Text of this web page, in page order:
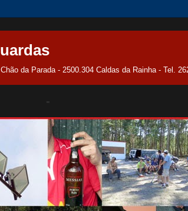
da Parada - 2500.304 Caldas da Rainha - Tel.
-